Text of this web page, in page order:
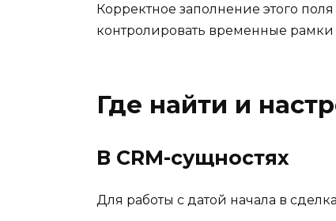
Корректное заполнение этого
контролировать временные рамки
Где найти и
В CRM-сущностях
Для работы с датой начала в